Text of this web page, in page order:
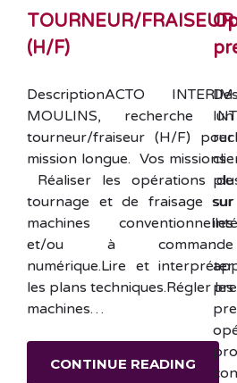
TOURNEUR/FRAISEUR
(H/F)
DescriptionACTO INTERIM
MOULINS, recherche un
tourneur/fraiseur (H/F) pour
mission longue. Vos missions :
Réaliser les opérations de
tournage et de fraisage sur
machines conventionnelles
et/ou à commande
numérique.Lire et interpréter
les plans techniques.Régler les
machines…
CONTINUE READING
: